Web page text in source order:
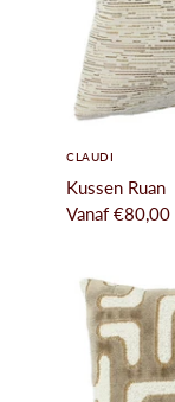
CLAUDI
Kussen Ruan
Vanaf €80,00